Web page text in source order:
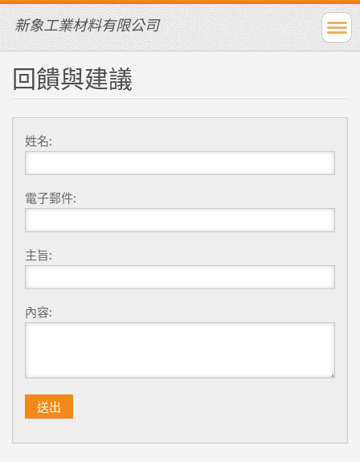
新象工業材料有限公司
回饋與建議
姓名:
電子郵件:
主旨:
內容: